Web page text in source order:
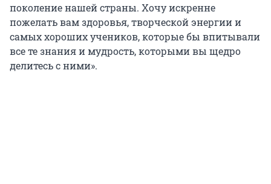
поколение нашей страны. Хочу искренне
пожелать вам здоровья, творческой энергии и
самых хороших учеников, которые бы впитывали
все те знания и мудрость, которыми вы щедро
делитесь с ними».